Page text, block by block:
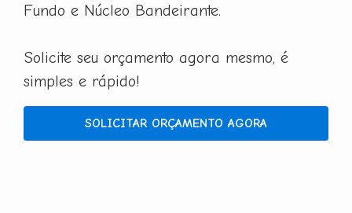
Fundo e Núcleo Bandeirante.
Solicite seu orçamento agora mesmo, é
simples e rápido!
SOLICITAR ORÇAMENTO AGORA